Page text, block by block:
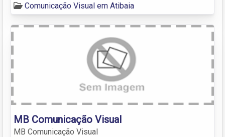
Comunicação Visual em Atibaia
MB Comunicação Visual
MB Comunicação Visual